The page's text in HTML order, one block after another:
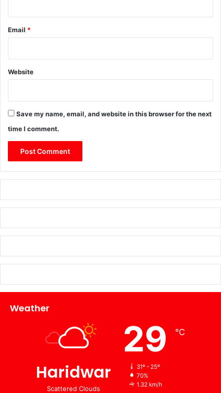
Email *
Website
Save my name, email, and website in this browser for the next
time I comment.
Weather
Haridwar
Scattered Clouds
29 ℃
31º - 25º
70%
1.32 km/h